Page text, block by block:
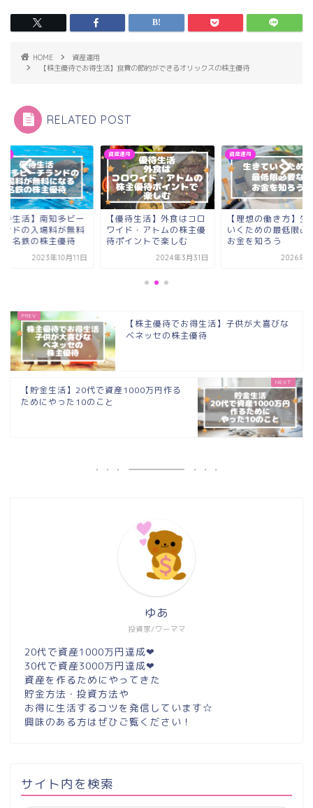
HOME
資産運用
【株主優待でお得生活】食費の節約ができるオリックスの株主優待
RELATED POST
待生活】南知多ビー
ンドの入場料が無料
る名鉄の株主優待
2023年10月11日
資産運用
【優待生活】外食はコロ
ワイド・アトムの株主優
待ポイントで楽しむ
2024年3月31日
資産運用
【理想の働き方】生
いくための最低限必
お金を知ろう
2026年1
【株主優待でお得生活】子供が大喜びな
ベネッセの株主優待
【貯金生活】20代で資産1000万円作る
ためにやった10のこと
投資家/ワーママ
ゆあ
20代で資産1000万円達成❤︎
30代で資産3000万円達成❤︎
資産を作るためにやってきた
貯金方法・投資方法や
お得に生活するコツを発信しています☆
興味のある方はぜひご覧ください！
サイト内を検索